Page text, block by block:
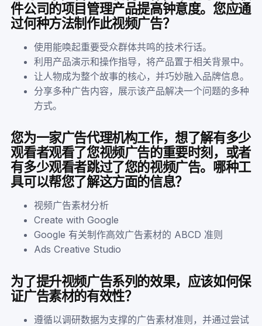
件公司的项目管理产品提高钟意度。您应通
过何种方法制作此视频广告？
使用能唤起重要受众群体共鸣的技术行话。
利用产品演示和操作指导，将产品置于相关背景中。
让人物成为整个故事的核心，并巧妙融入品牌信息。
分享多种广告内容，展示该产品解决一个问题的多种
方式。
您为一家广告代理机构工作，想了解有多少
观看者观看了您视频广告的重要时刻，或者
有多少观看者跳过了您的视频广告。哪种工
具可以帮您了解这方面的信息？
视频广告素材分析
Create with Google
Google 有关制作高效广告素材的 ABCD 准则
Ads Creative Studio
为了提升视频广告系列的效果，应该如何保
证广告素材的有效性？
遵循以调研数据为支撑的广告素材准则，并通过尝试